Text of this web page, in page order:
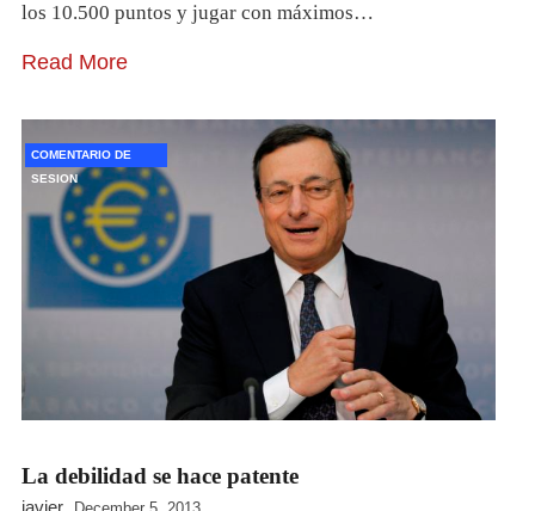
los 10.500 puntos y jugar con máximos…
Read More
COMENTARIO DE
SESION
La debilidad se hace patente